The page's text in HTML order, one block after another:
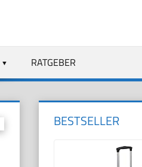
RATGEBER
BESTSELLER